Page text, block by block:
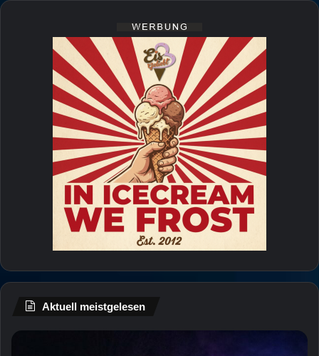
Aktuell meistgelesen